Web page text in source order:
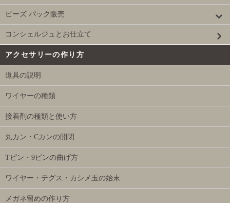
ビーズ パック販売
コンシェルジュとお仕立て
アクセサリーの作り方
道具の説明
ワイヤーの種類
接着剤の種類と使い方
丸カン・Cカンの開閉
Tピン・9ピンの曲げ方
ワイヤー・テグス・カシメ玉の始末
メガネ留めの作り方